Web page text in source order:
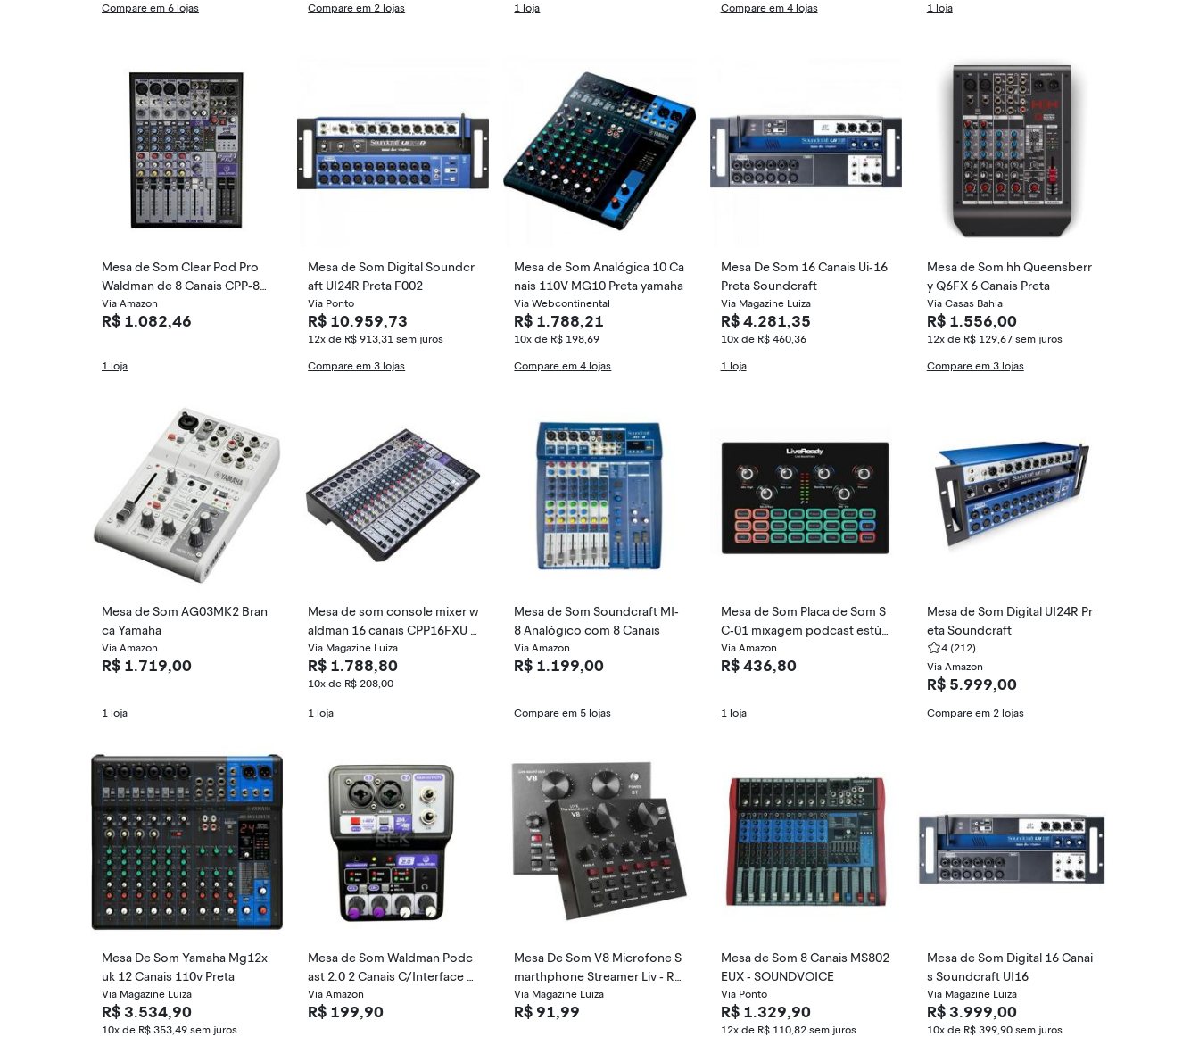
Compare em 6 lojas Compare em 2 lojas 1 loja Compare em 4 lojas 1 loja
Mesa de Som Clear Pod Pro
Waldman de 8 Canais CPP-8F
XU
Via Amazon
R$ 1.082,46
1 loja
Mesa de Som Digital Soundcr
aft UI24R Preta F002
Via Ponto
R$ 10.959,73
12x de R$ 913,31 sem juros
Compare em 3 lojas
Mesa de Som Analógica 10 Ca
nais 110V MG10 Preta yamaha
Via Webcontinental
R$ 1.788,21
10x de R$ 198,69
Compare em 4 lojas
Mesa De Som 16 Canais Ui-16
Preta Soundcraft
Via Magazine Luiza
R$ 4.281,35
10x de R$ 460,36
1 loja
Mesa de Som hh Queensberr
y Q6FX 6 Canais Preta
Via Casas Bahia
R$ 1.556,00
12x de R$ 129,67 sem juros
Compare em 3 lojas
Mesa de Som AG03MK2 Bran
ca Yamaha
Via Amazon
R$ 1.719,00
1 loja
Mesa de som console mixer w
aldman 16 canais CPP16FXU 1
6 fx
Via Magazine Luiza
R$ 1.788,80
10x de R$ 208,00
1 loja
Mesa de Som Soundcraft MI-
8 Analógico com 8 Canais
Via Amazon
R$ 1.199,00
Compare em 5 lojas
Mesa de Som Placa de Som S
C-01 mixagem podcast estúd
io áudio gravação
Via Amazon
R$ 436,80
1 loja
Mesa de Som Digital UI24R Pr
eta Soundcraft
4 (212)
Via Amazon
R$ 5.999,00
Compare em 2 lojas
Mesa De Som Yamaha Mg12x
uk 12 Canais 110v Preta
Via Magazine Luiza
R$ 3.534,90
10x de R$ 353,49 sem juros
Mesa de Som Waldman Podc
ast 2.0 2 Canais C/Interface d
e áudio
Via Amazon
R$ 199,90
Mesa De Som V8 Microfone S
marthphone Streamer Liv - Rh
os
Via Magazine Luiza
R$ 91,99
Mesa de Som 8 Canais MS802
EUX - SOUNDVOICE
Via Ponto
R$ 1.329,90
12x de R$ 110,82 sem juros
Mesa de Som Digital 16 Canai
s Soundcraft UI16
Via Magazine Luiza
R$ 3.999,00
10x de R$ 399,90 sem juros